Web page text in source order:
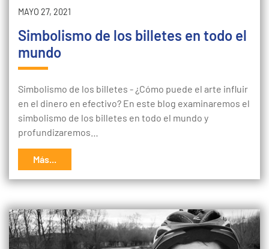
MAYO 27, 2021
Simbolismo de los billetes en todo el
mundo
Simbolismo de los billetes - ¿Cómo puede el arte influir
en el dinero en efectivo? En este blog examinaremos el
simbolismo de los billetes en todo el mundo y
profundizaremos…
Más...